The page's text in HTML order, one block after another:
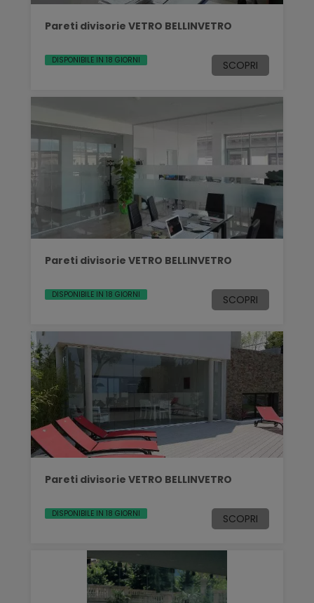
Pareti divisorie VETRO BELLINVETRO
DISPONIBILE IN 18 GIORNI SCOPRI
Pareti divisorie VETRO BELLINVETRO
DISPONIBILE IN 18 GIORNI SCOPRI
Pareti divisorie VETRO BELLINVETRO
DISPONIBILE IN 18 GIORNI SCOPRI